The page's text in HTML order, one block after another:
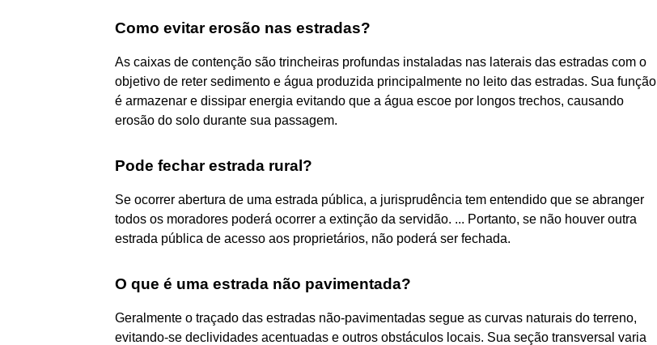
Como evitar erosão nas estradas?
As caixas de contenção são trincheiras profundas instaladas nas laterais das estradas com o
objetivo de reter sedimento e água produzida principalmente no leito das estradas. Sua função
é armazenar e dissipar energia evitando que a água escoe por longos trechos, causando
erosão do solo durante sua passagem.
Pode fechar estrada rural?
Se ocorrer abertura de uma estrada pública, a jurisprudência tem entendido que se abranger
todos os moradores poderá ocorrer a extinção da servidão. ... Portanto, se não houver outra
estrada pública de acesso aos proprietários, não poderá ser fechada.
O que é uma estrada não pavimentada?
Geralmente o traçado das estradas não-pavimentadas segue as curvas naturais do terreno,
evitando-se declividades acentuadas e outros obstáculos locais. Sua seção transversal varia